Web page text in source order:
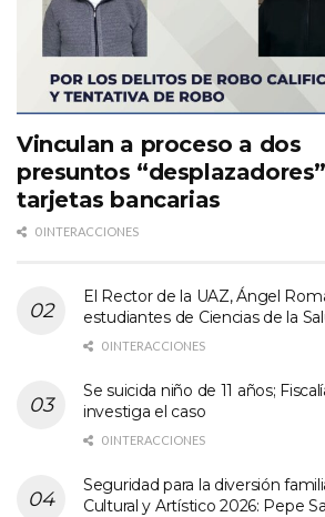
Vinculan a proceso a dos
presuntos
tarjetas bancarias
0 INTERACCIONES
El Rector de la UAZ, Ángel
estudiantes de Ciencias de la
0 INTERACCIONES
Se suicida niño de 11 años;
investiga el caso
0 INTERACCIONES
Seguridad para la diversión
Cultural y Artístico 2026: Pepe